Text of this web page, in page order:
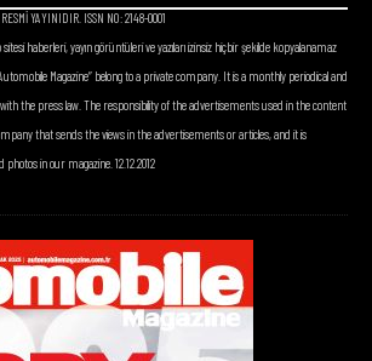
YAYINIDIR. ISSN NO: 2148-0001
haberleri, yayın görüntüleri ve yazıları izinsiz hiçbir şekilde kopyalanamaz
Magazine” belong to a private company. It is a monthly periodical and
the press law. The responsibility of the advertisements used in the content
that sends the views in the advertisements or articles, and it is
in our magazine. 12.12.2012